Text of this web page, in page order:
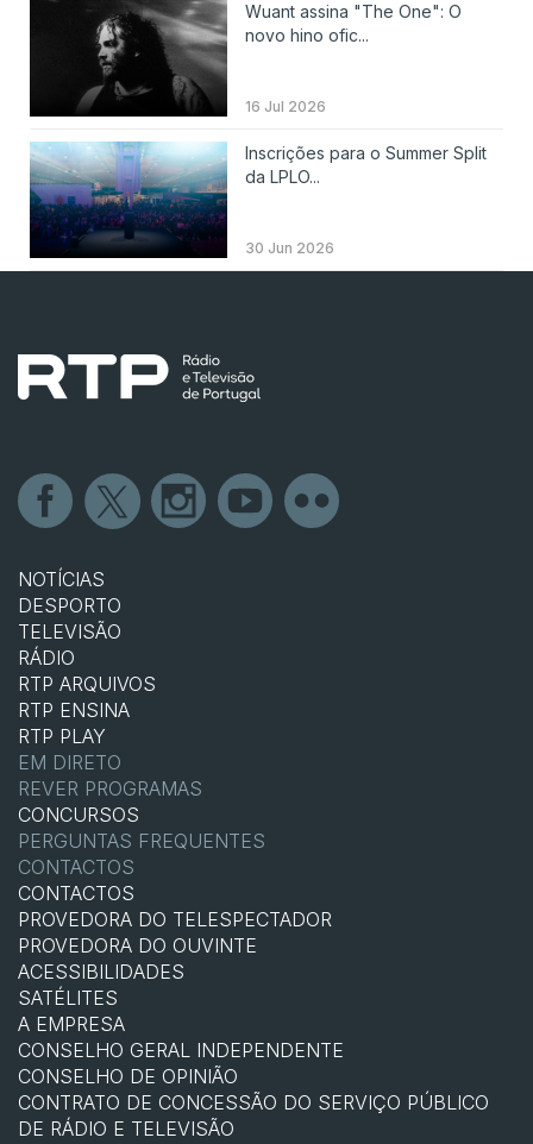
Wuant assina "The One": O
novo hino ofic...
16 Jul 2026
Inscrições para o Summer Split
da LPLO...
30 Jun 2026
NOTÍCIAS
DESPORTO
TELEVISÃO
RÁDIO
RTP ARQUIVOS
RTP ENSINA
RTP PLAY
EM DIRETO
REVER PROGRAMAS
CONCURSOS
PERGUNTAS FREQUENTES
CONTACTOS
CONTACTOS
PROVEDORA DO TELESPECTADOR
PROVEDORA DO OUVINTE
ACESSIBILIDADES
SATÉLITES
A EMPRESA
CONSELHO GERAL INDEPENDENTE
CONSELHO DE OPINIÃO
CONTRATO DE CONCESSÃO DO SERVIÇO PÚBLICO
DE RÁDIO E TELEVISÃO